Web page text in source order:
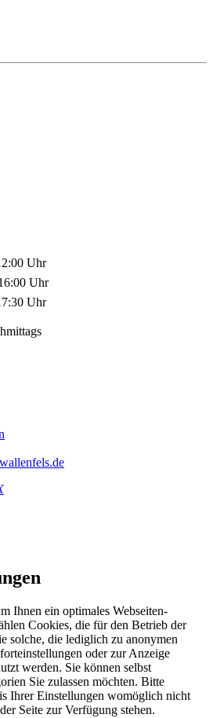
Uhr
Uhr
Uhr
Ihnen ein optimales Webseiten-
Cookies, die für den Betrieb der
solche, die lediglich zu anonymen
oder zur Anzeige
werden. Sie können selbst
Sie zulassen möchten. Bitte
Ihrer Einstellungen womöglich nicht
Seite zur Verfügung stehen.